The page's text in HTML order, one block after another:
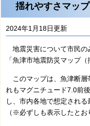
揺れやすさマッ
2024年1月18日更新
地震災害について市民の
「魚津市地震防災マップ
このマップは、魚津断層
れもマグニチュード7.0前
し、市内各地で想定される
（※必ずしも表示したとお